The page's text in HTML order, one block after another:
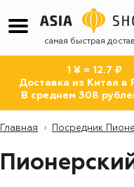
самая быстрая
1 ¥ = 12.7 ₽
Доставка из Китая в
В среднем 308
Главная Посредник